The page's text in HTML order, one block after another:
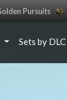
Pursuits
Sets by DLC